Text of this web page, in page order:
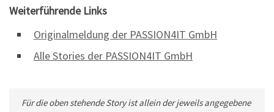
Weiterführende Links
Originalmeldung der PASSION4IT GmbH
Alle Stories der PASSION4IT GmbH
Für die oben stehende Story ist allein der jeweils angegebene